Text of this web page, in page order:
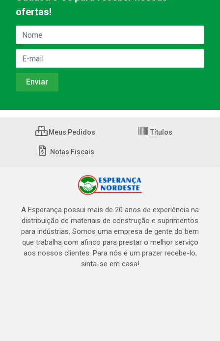
ofertas!
Meus Pedidos Títulos
Notas Fiscais
A Esperança possui mais de 20 anos de experiência na
distribuição de materiais de construção e suprimentos
para indústrias. Somos uma empresa de gente do bem
que trabalha com afinco para prestar o melhor serviço
aos nossos clientes. Para nós é um prazer recebe-lo,
sinta-se em casa!